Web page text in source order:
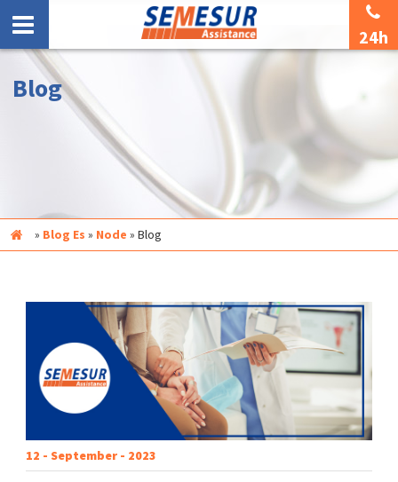
24h
Blog
Inicio » Blog Es » Node » Blog
12 - September - 2023